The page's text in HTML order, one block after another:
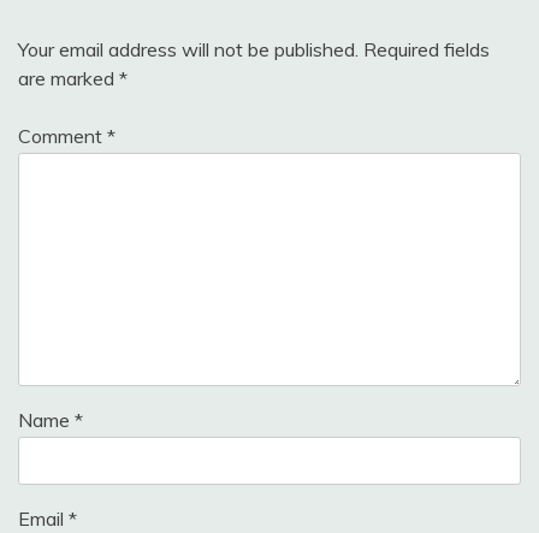
Your email address will not be published. Required fields
are marked *
Comment *
Name *
Email *